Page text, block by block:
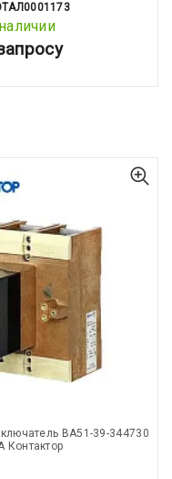
ВА51-39-344730
Контактор